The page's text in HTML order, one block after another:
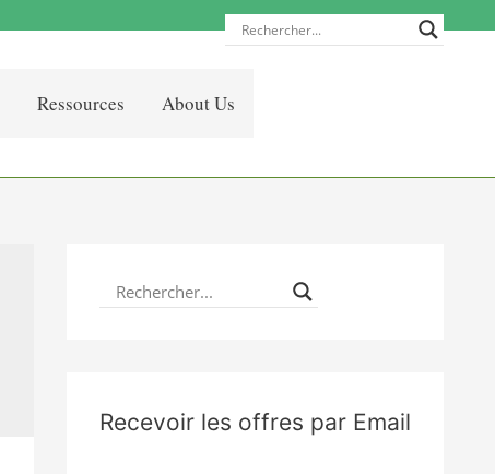
Ressources About Us
Recevoir les offres par Email